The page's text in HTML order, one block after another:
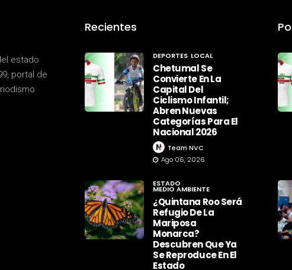
estado
portal de
Recientes
DEPORTES LOCAL
Chetumal Se
Convierte En La
Capital Del
Ciclismo Infantil;
Abren Nuevas
Categorías Para El
Nacional 2026
Team NVC
Ago 06, 2026
ESTADO
MEDIO AMBIENTE
¿Quintana Roo Será
Refugio De La
Mariposa
Monarca?
Descubren Que Ya
Se Reproduce En El
Estado